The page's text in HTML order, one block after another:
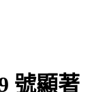
號顯著